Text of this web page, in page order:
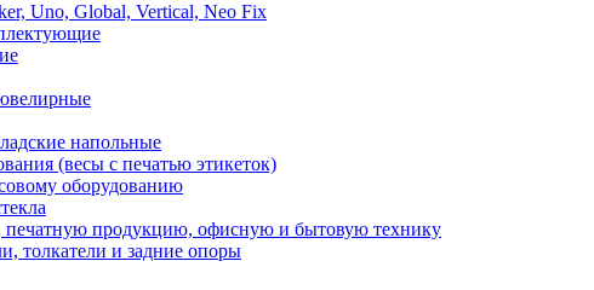
Uno, Global, Vertical, Neo Fix
напольные
(весы с печатью этикеток)
оборудованию
продукцию, офисную и бытовую технику
толкатели и задние опоры